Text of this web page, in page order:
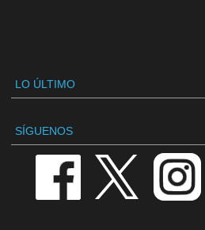
LO ÚLTIMO
SÍGUENOS